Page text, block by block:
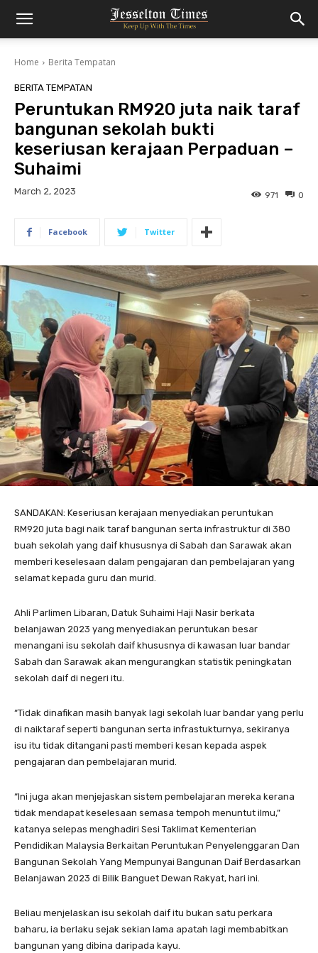
Home Berita Tempatan
BERITA TEMPATAN
Peruntukan RM920 juta naik taraf
bangunan sekolah bukti
keseriusan kerajaan Perpaduan –
Suhaimi
March 2, 2023 0
971
Facebook Twitter
SANDAKAN: Keseriusan kerajaan menyediakan peruntukan
RM920 juta bagi naik taraf bangunan serta infrastruktur di 380
buah sekolah yang daif khususnya di Sabah dan Sarawak akan
memberi keselesaan dalam pengajaran dan pembelajaran yang
selamat kepada guru dan murid.
Ahli Parlimen Libaran, Datuk Suhaimi Haji Nasir berkata
belanjawan 2023 yang menyediakan peruntukan besar
menangani isu sekolah daif khususnya di kawasan luar bandar
Sabah dan Sarawak akan mengurangkan statistik peningkatan
sekolah daif di negeri itu.
“Tidak dinafikan masih banyak lagi sekolah luar bandar yang perlu
di naiktaraf seperti bangunan serta infrastukturnya, sekiranya
isu itu tidak ditangani pasti memberi kesan kepada aspek
pengajaran dan pembelajaran murid.
“Ini juga akan menjejaskan sistem pembelajaran mereka kerana
tidak mendapat keselesaan semasa tempoh menuntut ilmu,”
katanya selepas menghadiri Sesi Taklimat Kementerian
Pendidikan Malaysia Berkaitan Peruntukan Penyelenggaran Dan
Bangunan Sekolah Yang Mempunyai Bangunan Daif Berdasarkan
Belanjawan 2023 di Bilik Banguet Dewan Rakyat, hari ini.
Beliau menjelaskan isu sekolah daif itu bukan satu perkara
baharu, ia berlaku sejak sekian lama apatah lagi membabitkan
bangunan yang dibina daripada kayu.